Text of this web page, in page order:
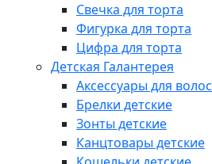
Свечка для торта
Фигурка для торта
Цифра для торта
Детская Галантерея
Аксессуары для волос
Брелки детские
Зонты детские
Канцтовары детские